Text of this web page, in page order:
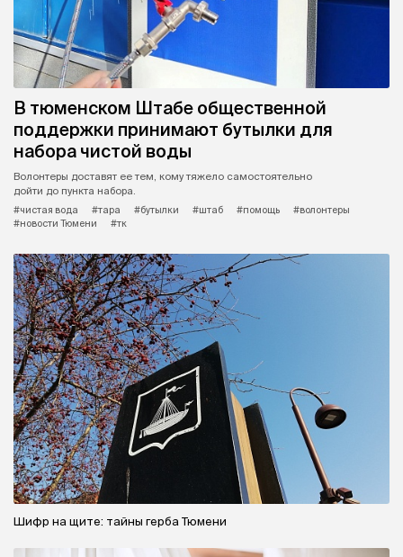
В тюменском Штабе общественной
поддержки принимают бутылки для
набора чистой воды
Волонтеры доставят ее тем, кому тяжело самостоятельно
дойти до пункта набора.
#чистая вода
#тара #бутылки #штаб #помощь
#волонтеры
#новости Тюмени
#тк
Шифр на щите: тайны герба Тюмени